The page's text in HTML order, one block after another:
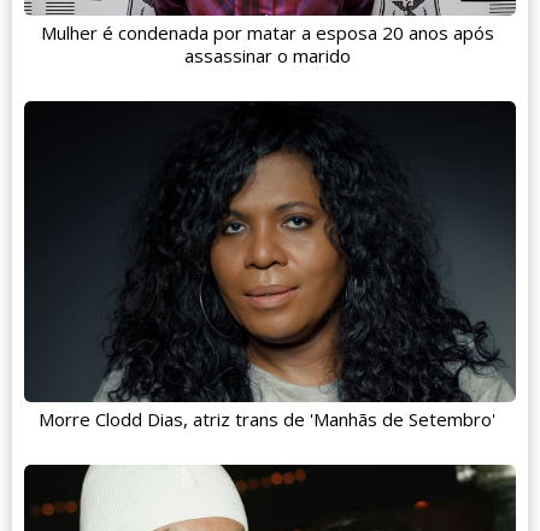
Mulher é condenada por matar a esposa 20 anos após
assassinar o marido
Morre Clodd Dias, atriz trans de 'Manhãs de Setembro'